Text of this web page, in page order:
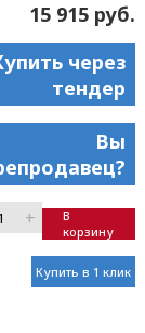
15 915 руб.
через
тендер
Вы
+
В
корзину
Купить в 1 клик